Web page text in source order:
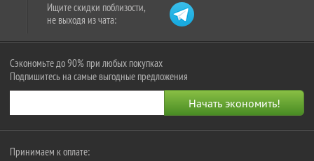
Ищите скидки поблизости,
не выходя из чата:
Сэкономьте до 90% при любых покупках
Подпишитесь на самые выгодные предложения
Принимаем к оплате: